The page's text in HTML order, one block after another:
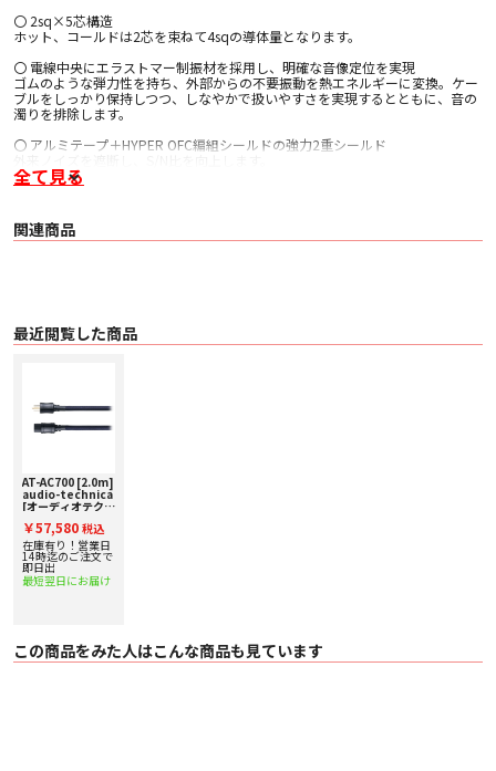
〇 2sq×5芯構造
ホット、コールドは2芯を束ねて4sqの導体量となります。
〇 電線中央にエラストマー制振材を採用し、明確な音像定位を実現
ゴムのような弾力性を持ち、外部からの不要振動を熱エネルギーに変換。ケー
ブルをしっかり保持しつつ、しなやかで扱いやすさを実現するとともに、音の
濁りを排除します。
〇 アルミテープ＋HYPER OFC編組シールドの強力2重シールド
〇 すべての接点部に厚金メッキ処理
*1 6N-OFC：99.99997％の無酸素銅
で温度差によって銅付着凝固させて太くしていく製法。他の製法と比較し、線
の外側ではなく内側から凝固していくため、酸素やガスが抜けやすく鋳造欠陥
■ 仕様
〇 定格電圧 100V、50/60Hz
〇 コネクタ部 3P・厚金メッキ(アース含む)
〇 電源プラグ部 3P・厚金メッキ(アース含む)
〇 長さ 2.0m
全て見る
関連商品
最近閲覧した商品
AT-AC700 [2.0m]
audio-technica
[オーディオテクニ
￥57,580 税込
在庫有り！営業日
14時迄のご注文で
即日出
最短翌日にお届け
この商品をみた人はこんな商品も見ています